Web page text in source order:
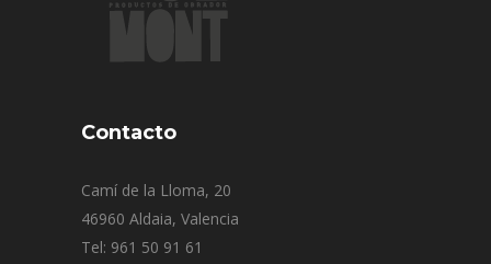
Contacto
Camí de la Lloma, 20
46960 Aldaia, Valencia
Tel: 961 50 91 61